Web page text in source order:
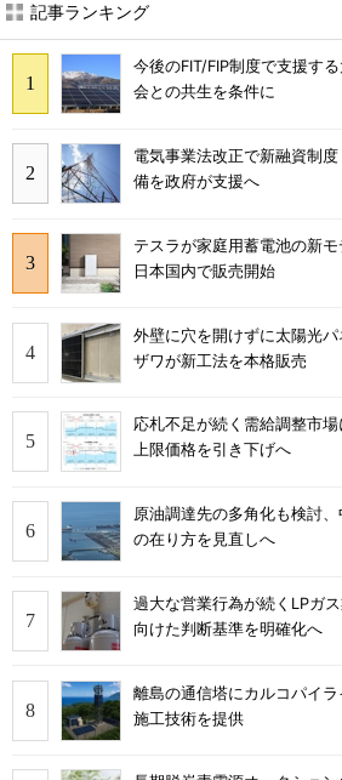
記事ランキング
今後のFIT/FIP制度で支援す
会との共生を条件に
電気事業法改正で新融資制
備を政府が支援へ
テスラが家庭用蓄電池の新
日本国内で販売開始
外壁に穴を開けずに太陽光
ザワが新工法を本格販売
応札不足が続く需給調整市
上限価格を引き下げへ
原油調達先の多角化も検討
の在り方を見直しへ
過大な営業行為が続くLPガ
向けた判断基準を明確化へ
離島の通信塔にカルコパイ
施工技術を提供